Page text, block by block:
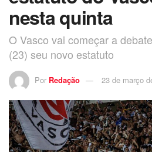
nesta quinta
O Vasco vai começar a
(23) seu novo estatuto
Por Redação 23 de março